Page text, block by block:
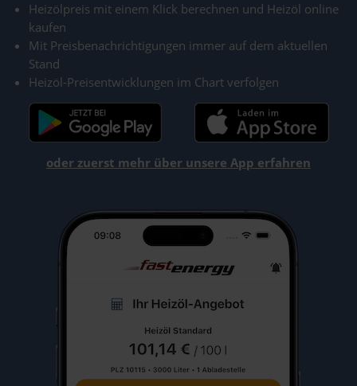
Heizölpreis mit einem Klick berechnen und Heizöl online
kaufen
Mit Preisbenachrichtigungen immer auf dem aktuellen
Stand
Heizöl-Preisentwicklungen im Chart verfolgen
oder zuerst mehr über unsere App erfahren